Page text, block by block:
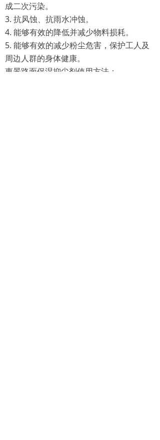
成二次污染。
3. 抗风蚀、抗雨水冲蚀。
4. 能够有效的降低并减少物料损耗。
5. 能够有效的减少粉尘危害，保护工人及
周边人群的身体健康。
惠景路面保湿抑尘剂使用方法：